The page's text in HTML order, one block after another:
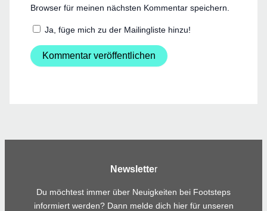
Browser für meinen nächsten Kommentar speichern.
Ja, füge mich zu der Mailingliste hinzu!
Newsletter
Du möchtest immer über Neuigkeiten bei Footsteps
informiert werden? Dann melde dich hier für unseren